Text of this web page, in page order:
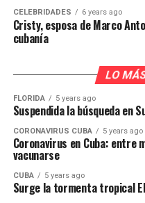
CELEBRIDADES 6 years ago
Cristy, esposa de Marco
cubanía
LO
FLORIDA 5 years ago
Suspendida la búsqueda en
CORONAVIRUS CUBA 5 years ago
Coronavirus en Cuba: entre
vacunarse
CUBA 5 years ago
Surge la tormenta tropical